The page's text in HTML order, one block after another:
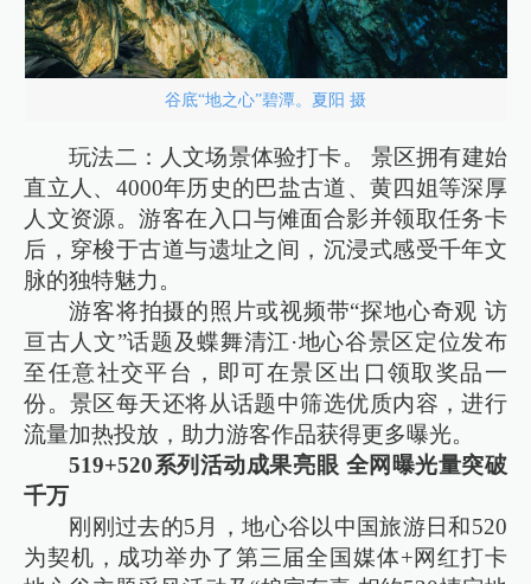
谷底“地之心”碧潭。夏阳 摄
玩法二：人文场景体验打卡。 景区拥有建始
直立人、4000年历史的巴盐古道、黄四姐等深厚
人文资源。游客在入口与傩面合影并领取任务卡
后，穿梭于古道与遗址之间，沉浸式感受千年文
脉的独特魅力。
游客将拍摄的照片或视频带“探地心奇观 访
亘古人文”话题及蝶舞清江·地心谷景区定位发布
至任意社交平台，即可在景区出口领取奖品一
份。景区每天还将从话题中筛选优质内容，进行
流量加热投放，助力游客作品获得更多曝光。
519+520系列活动成果亮眼 全网曝光量突破
千万
刚刚过去的5月，地心谷以中国旅游日和520
为契机，成功举办了第三届全国媒体+网红打卡